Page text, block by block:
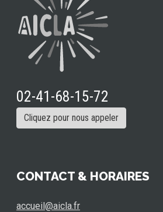
02-41-68-15-72
Cliquez pour nous appeler
CONTACT & HORAIRES
accueil@aicla.fr